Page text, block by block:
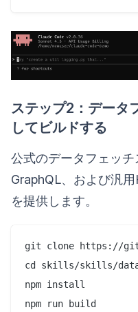
ステップ2：データ
してビルドする
公式のデータフェッチ
GraphQL、および汎
を提供します。
git clone https://
cd skills/skills/
npm install